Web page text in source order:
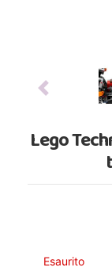
Previous
Lego
Esaurito